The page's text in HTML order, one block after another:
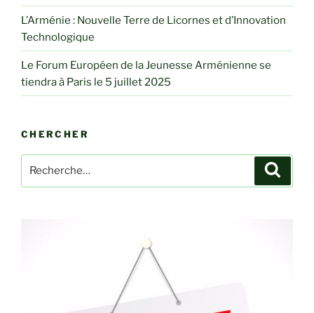
L’Arménie : Nouvelle Terre de Licornes et d’Innovation
Technologique
Le Forum Européen de la Jeunesse Arménienne se
tiendra à Paris le 5 juillet 2025
CHERCHER
pour